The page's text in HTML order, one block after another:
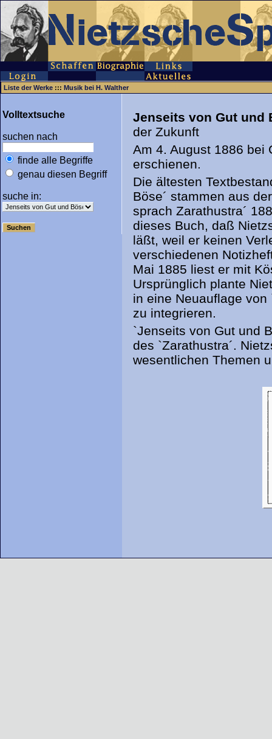
Liste der Werke ::: Musik bei H. Walther
Volltextsuche
suchen nach
finde alle Begriffe
genau diesen Begriff
suche in:
Jenseits von Gut und
der Zukunft
Am 4. August 1886 bei
erschienen.
Die ältesten
Böse´ stammen aus
sprach Zarathustra´
dieses Buch, daß
läßt, weil er keinen
verschiedenen
Mai 1885 liest er mit
Ursprünglich plante
in eine Neuauflage
zu integrieren.
`Jenseits von Gut und
des `Zarathustra´.
wesentlichen Themen